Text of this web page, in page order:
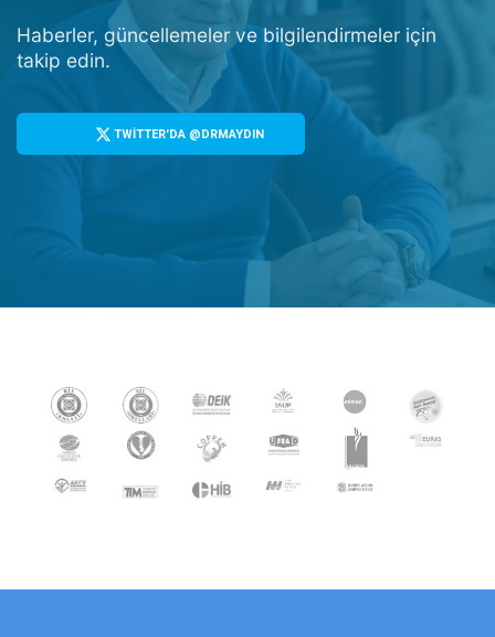
Haberler, güncellemeler ve bilgilendirmeler için
takip edin.
TWİTTER'DA @DRMAYDIN